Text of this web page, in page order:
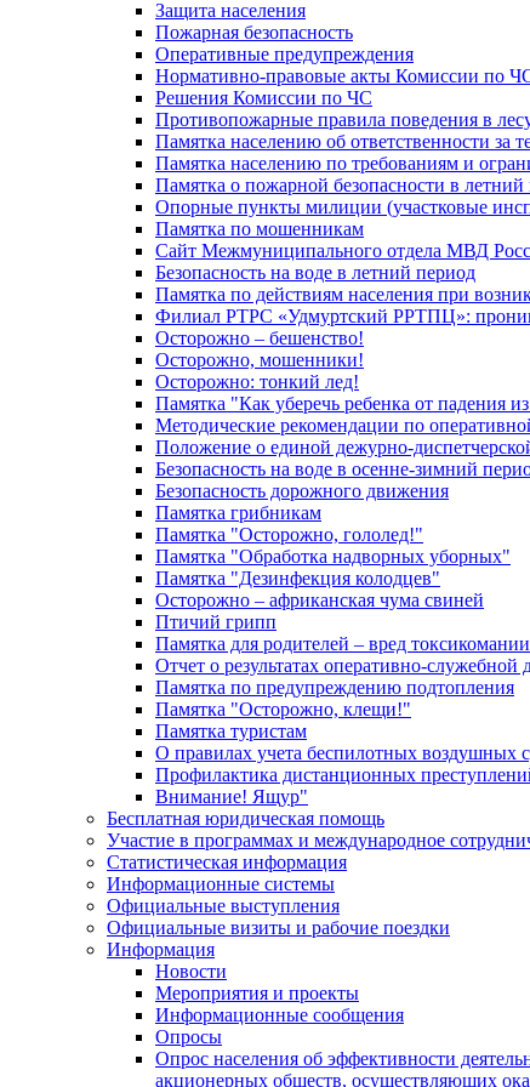
Защита населения
Пожарная безопасность
Оперативные предупреждения
Нормативно-правовые акты Комиссии по
Решения Комиссии по ЧС
Противопожарные правила поведения в
Памятка населению об ответственности за
Памятка населению по требованиям и
Памятка о пожарной безопасности в летний
Опорные пункты милиции (участковые
Памятка по мошенникам
Сайт Межмуниципального отдела МВД
Безопасность на воде в летний период
Памятка по действиям населения при
Филиал РТРС «Удмуртский РРТПЦ»:
Осторожно – бешенство!
Осторожно, мошенники!
Осторожно: тонкий лед!
Памятка "Как уберечь ребенка от падения
Методические рекомендации по
Положение о единой дежурно-
Безопасность на воде в осенне-зимний
Безопасность дорожного движения
Памятка грибникам
Памятка "Осторожно, гололед!"
Памятка "Обработка надворных уборных"
Памятка "Дезинфекция колодцев"
Осторожно – африканская чума свиней
Птичий грипп
Памятка для родителей – вред токсикомании
Отчет о результатах оперативно-
Памятка по предупреждению подтопления
Памятка "Осторожно, клещи!"
Памятка туристам
О правилах учета беспилотных воздушных
Профилактика дистанционных
Внимание! Ящур"
Бесплатная юридическая помощь
Участие в программах и международное
Статистическая информация
Информационные системы
Официальные выступления
Официальные визиты и рабочие поездки
Информация
Новости
Мероприятия и проекты
Информационные сообщения
Опросы
Опрос населения об эффективности
акционерных обществ, осуществляющих